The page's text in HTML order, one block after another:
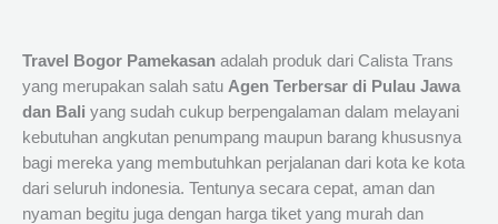
Travel Bogor Pamekasan adalah produk dari Calista Trans
yang merupakan salah satu Agen Terbersar di Pulau Jawa
dan Bali yang sudah cukup berpengalaman dalam melayani
kebutuhan angkutan penumpang maupun barang khususnya
bagi mereka yang membutuhkan perjalanan dari kota ke kota
dari seluruh indonesia. Tentunya secara cepat, aman dan
nyaman begitu juga dengan harga tiket yang murah dan